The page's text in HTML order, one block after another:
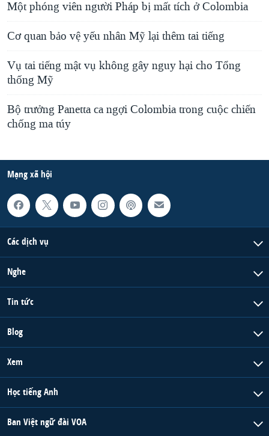
Một phóng viên người Pháp bị mất tích ở Colombia
Cơ quan bảo vệ yếu nhân Mỹ lại thêm tai tiếng
Vụ tai tiếng mật vụ không gây nguy hại cho Tổng
thống Mỹ
Bộ trưởng Panetta ca ngợi Colombia trong cuộc chiến
chống ma túy
Mạng xã hội
Các dịch vụ
Nghe
Tin tức
Blog
Xem
Học tiếng Anh
Ban Việt ngữ đài VOA